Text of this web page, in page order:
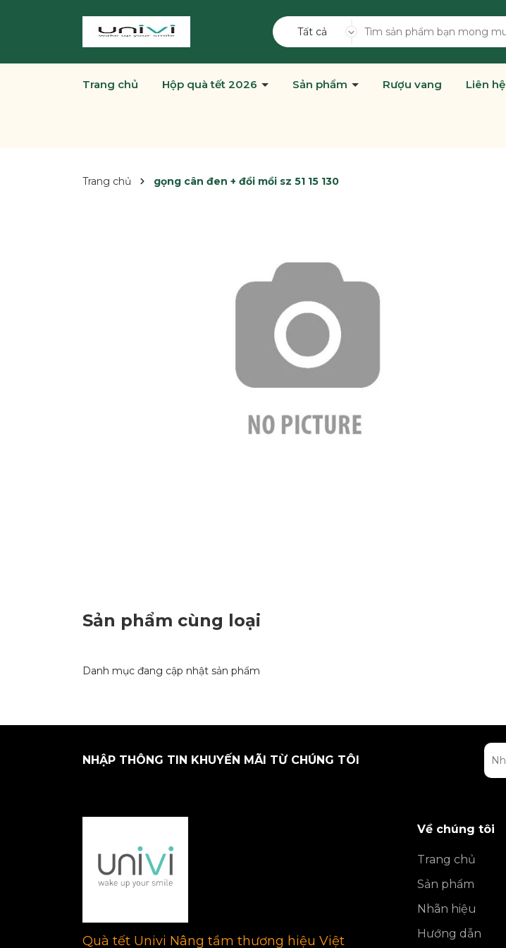
Tất cả
Trang chủ Hộp quà tết 2026 Sản phẩm Rượu vang Liên hệ
Trang chủ gọng cân đen + đồi mồi sz 51 15 130
Sản phẩm cùng loại
Danh mục đang cập nhật sản phẩm
NHẬP THÔNG TIN KHUYẾN MÃI TỪ CHÚNG TÔI
Quà tết Univi Nâng tầm thương hiệu Việt
Về chúng tôi
Trang chủ
Sản phẩm
Nhãn hiệu
Hướng dẫn